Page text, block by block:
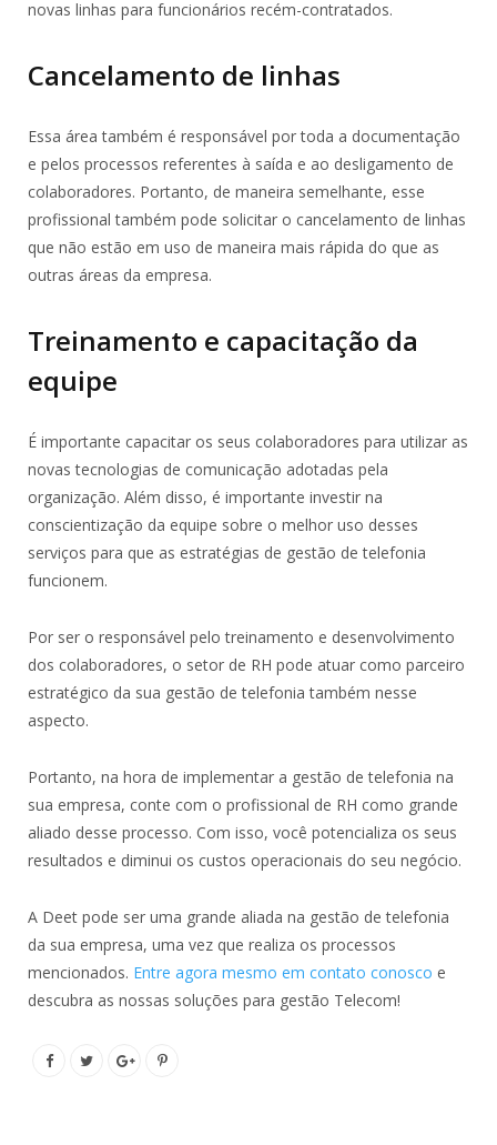
novas linhas para funcionários recém-contratados.
Cancelamento de linhas
Essa área também é responsável por toda a documentação
e pelos processos referentes à saída e ao desligamento de
colaboradores. Portanto, de maneira semelhante, esse
profissional também pode solicitar o cancelamento de linhas
que não estão em uso de maneira mais rápida do que as
outras áreas da empresa.
Treinamento e capacitação da
equipe
É importante capacitar os seus colaboradores para utilizar as
novas tecnologias de comunicação adotadas pela
organização. Além disso, é importante investir na
conscientização da equipe sobre o melhor uso desses
serviços para que as estratégias de gestão de telefonia
funcionem.
Por ser o responsável pelo treinamento e desenvolvimento
dos colaboradores, o setor de RH pode atuar como parceiro
estratégico da sua gestão de telefonia também nesse
aspecto.
Portanto, na hora de implementar a gestão de telefonia na
sua empresa, conte com o profissional de RH como grande
aliado desse processo. Com isso, você potencializa os seus
resultados e diminui os custos operacionais do seu negócio.
A Deet pode ser uma grande aliada na gestão de telefonia
da sua empresa, uma vez que realiza os processos
mencionados. Entre agora mesmo em contato conosco e
descubra as nossas soluções para gestão Telecom!